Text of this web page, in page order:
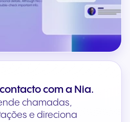
com a Nia.
chamadas,
e direciona